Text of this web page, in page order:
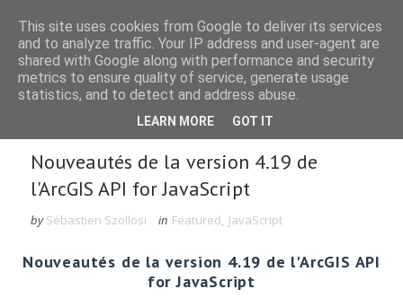
Rechercher dans le blog
Nouveautés de la version 4.19 de
l'ArcGIS API for JavaScript
by Sébastien Szollosi in Featured, JavaScript
Nouveautés de la version 4.19 de l'ArcGIS API
for JavaScript
This site uses cookies from Google to deliver its services
and to analyze traffic. Your IP address and user-agent are
shared with Google along with performance and security
metrics to ensure quality of service, generate usage
statistics, and to detect and address abuse.
LEARN MORE GOT IT